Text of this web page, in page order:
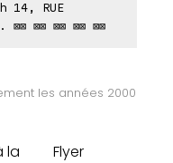
14, RUE
⊠⊠ ⊠⊠ ⊠⊠ ⊠⊠ ⊠⊠
les années 2000
la
Flyer